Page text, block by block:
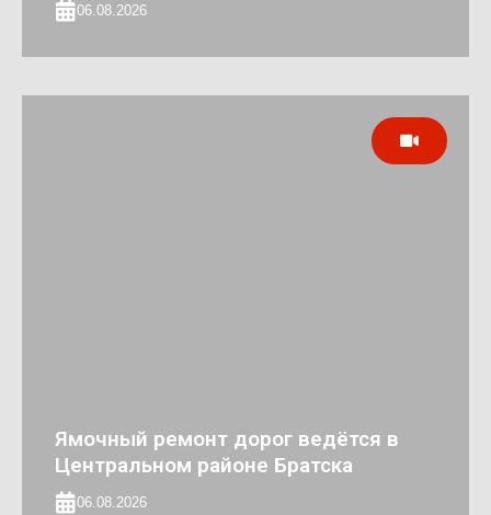
06.08.2026
Ямочный ремонт дорог ведётся в
Центральном районе Братска
06.08.2026